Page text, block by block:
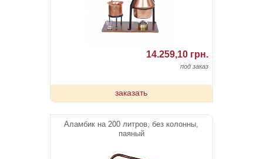
14.259,10 грн.
под заказ
заказать
Аламбик на 200 литров, без колонны,
паяный